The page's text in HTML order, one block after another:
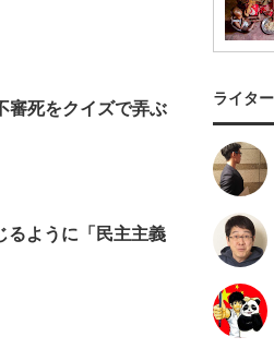
審死をクイズで弄ぶ
ように「民主主義
ライタ